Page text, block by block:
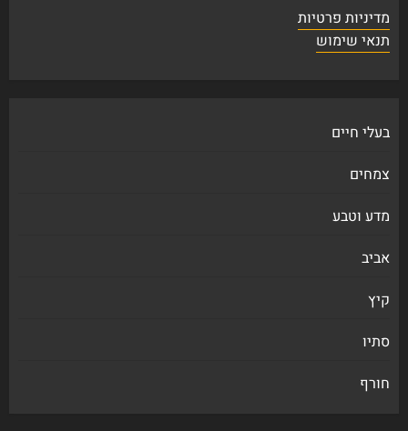
מדיניות פרטיות
תנאי שימוש
בעלי חיים
צמחים
מדע וטבע
אביב
קיץ
סתיו
חורף